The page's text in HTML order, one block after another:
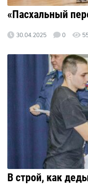
«Пасхальный
30.04.2025 0
В строй, как